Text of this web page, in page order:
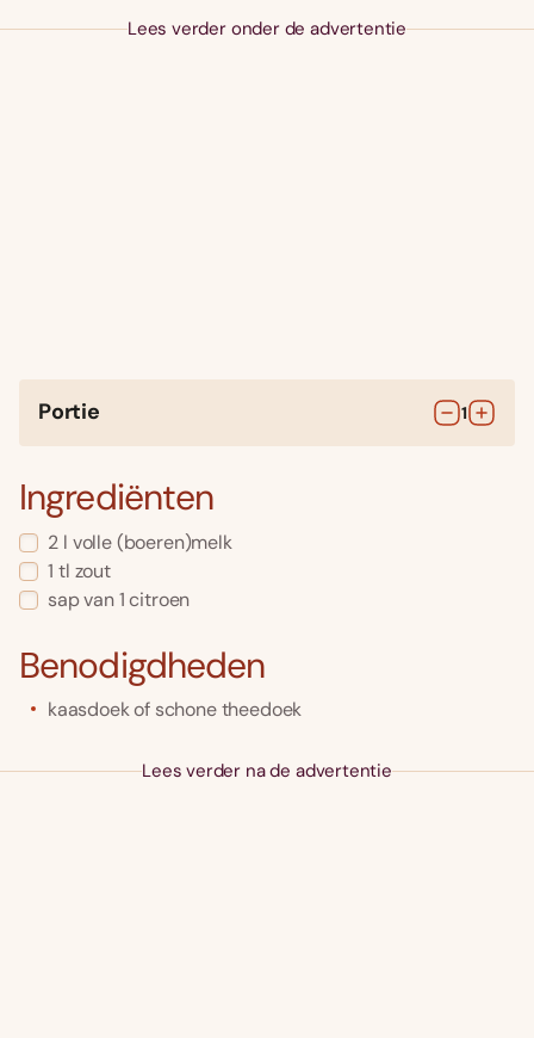
Lees verder onder de advertentie
Portie 1
Ingrediënten
2 l volle (boeren)melk
1 tl zout
sap van 1 citroen
Benodigdheden
kaasdoek of schone theedoek
Lees verder na de advertentie